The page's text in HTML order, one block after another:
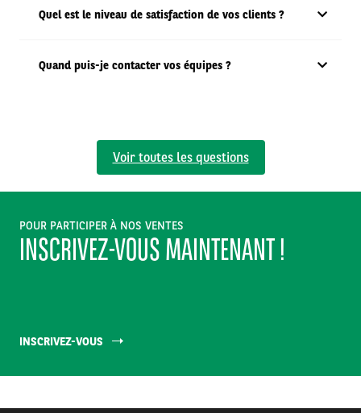
Quel est le niveau de satisfaction de vos clients ?
Quand puis-je contacter vos équipes ?
Voir toutes les questions
POUR PARTICIPER À NOS VENTES
INSCRIVEZ-VOUS MAINTENANT !
INSCRIVEZ-VOUS